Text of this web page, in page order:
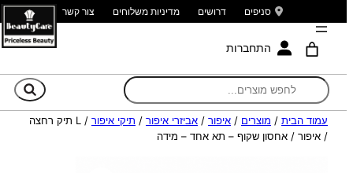
סניפים דרושים מדיניות משלוחים צור קשר
התחברות
עמוד הבית / מוצרים / איפור / אביזרי איפור / תיקי איפור
/ L תיק רחצה
/ איפור / אחסון שקוף – תא אחד – מידה